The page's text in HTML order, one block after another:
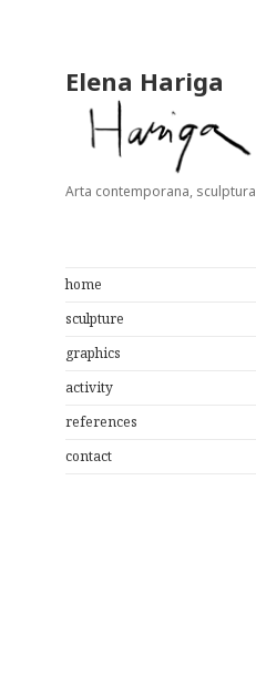
Elena Hariga
Arta contemporana, sculptura
home
sculpture
graphics
activity
references
contact